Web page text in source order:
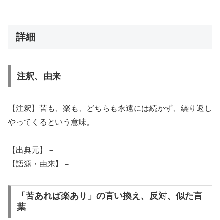
詳細
注釈、由来
【注釈】苦も、楽も、どちらも永遠には続かず、繰り返し
やってくるという意味。
【出典元】－
【語源・由来】－
「苦あれば楽あり」の言い換え、反対、似た言
葉